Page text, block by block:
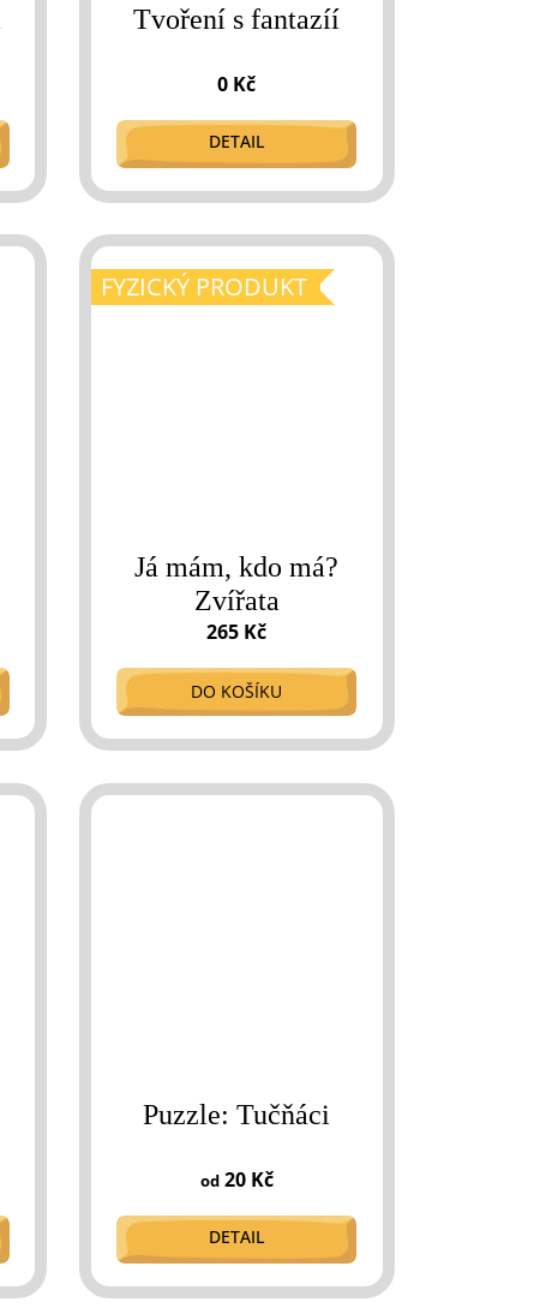
Tvoření s fantazíí
0 Kč
DETAIL
FYZICKÝ PRODUKT
Já mám, kdo má?
Zvířata
265 Kč
DO KOŠÍKU
Puzzle: Tučňáci
od20 Kč
DETAIL